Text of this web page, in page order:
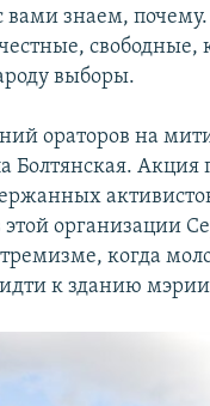
знаем,
свободные,
выборы.
ораторов на
Болтянская. Акция
этой организации
когда
к зданию мэрии